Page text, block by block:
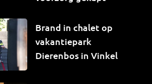
Brand in chalet op
vakantiepark
Dierenbos in Vinkel